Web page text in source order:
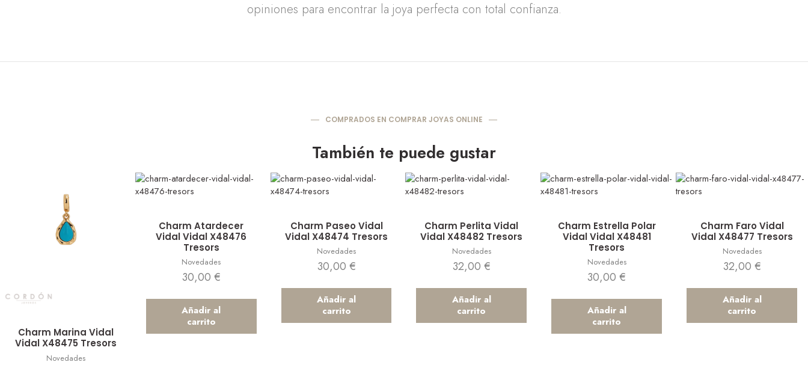
opiniones para encontrar la joya perfecta con total confianza.
COMPRADOS EN COMPRAR JOYAS ONLINE
También te puede gustar
Charm Marina Vidal
Vidal X48475 Tresors
Novedades
Charm Atardecer
Vidal Vidal X48476
Tresors
Novedades
30,00 €
Añadir al
carrito
Charm Paseo Vidal
Vidal X48474 Tresors
Novedades
30,00 €
Añadir al
carrito
Charm Perlita Vidal
Vidal X48482 Tresors
Novedades
32,00 €
Añadir al
carrito
Charm Estrella Polar
Vidal Vidal X48481
Tresors
Novedades
30,00€
Añadir al
carrito
Charm Faro Vidal
Vidal X48477 Tresors
Novedades
32,00 €
Añadir al
carrito